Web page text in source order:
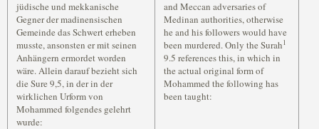
jüdische und mekkanische
Gegner der madinensischen
Gemeinde das Schwert erheben
musste, ansonsten er mit seinen
Anhängern ermordet worden
wäre. Allein darauf bezieht sich
die Sure 9,5, in der in der
wirklichen Urform von
Mohammed folgendes gelehrt
wurde:
and Meccan adversaries of
Medinan authorities, otherwise
he and his followers would have
been murdered. Only the Surah1
9.5 references this, in which in
the actual original form of
Mohammed the following has
been taught: